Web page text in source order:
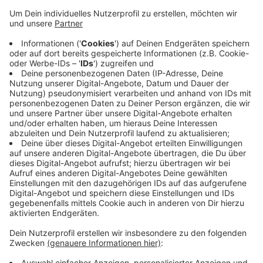
weitere Verbreitung des Virus in Europa zu
verhindern. Die StädteRegion habe bisher
tierseuchenmäßig richtig gehandelt.
StädteRegionsRat Tim Grüttemeier hat die
Schlachtung noch so lange aufgeschoben, bis
alles rechtskräftig ist. Beim Giesen-Hof mit rund
500 Rindern hat das Oberverwaltungsgericht
Münster noch nicht über die Beschwerde der
Giesens entschieden.
Veröffentlicht:Freitag, 22.11.2019 10:50
Anzeige